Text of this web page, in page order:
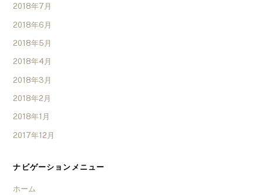
2018年7月
2018年6月
2018年5月
2018年4月
2018年3月
2018年2月
2018年1月
2017年12月
ナビゲーションメニュー
ホーム